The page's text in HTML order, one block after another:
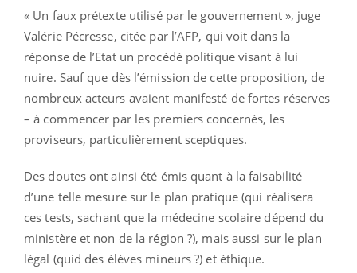
« Un faux prétexte utilisé par le gouvernement », juge
Valérie Pécresse, citée par l’AFP, qui voit dans la
réponse de l’Etat un procédé politique visant à lui
nuire. Sauf que dès l’émission de cette proposition, de
nombreux acteurs avaient manifesté de fortes réserves
– à commencer par les premiers concernés, les
proviseurs, particulièrement sceptiques.
Des doutes ont ainsi été émis quant à la faisabilité
d’une telle mesure sur le plan pratique (qui réalisera
ces tests, sachant que la médecine scolaire dépend du
ministère et non de la région ?), mais aussi sur le plan
légal (quid des élèves mineurs ?) et éthique.